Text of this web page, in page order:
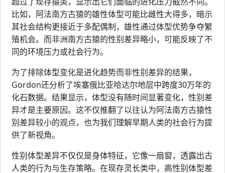
比如，阿法南方古猿的雄性体型可能比雌性大得多，暗示
其社会结构更接近于多配偶制，雄性通过体型优势争夺繁
殖机会。而非洲南方古猿的性别差异略小，可能反映了不
同的环境压力或社会行为。
为了排除体型变化是进化趋势而非性别差异的结果，
Gordon还分析了埃塞俄比亚哈达尔地层中跨度30万年的
化石数据。结果显示，体型没有随时间显著变化，性别差
异才是主要原因。这不仅推翻了以往认为阿法南方古猿性
别差异较小的观点，也为我们理解早期人类的社会行为提
供了新视角。
性别体型差异不仅仅是身体特征，它像一扇窗，透露出古
人类的行为与生存策略。在现存灵长类中，高性别体型差